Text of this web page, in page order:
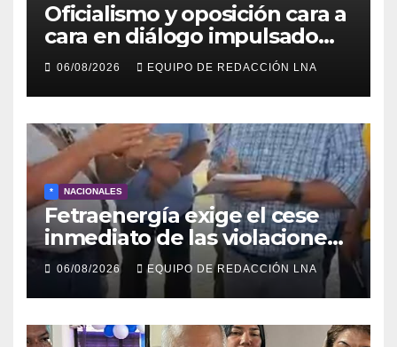
Oficialismo y oposición cara a
cara en diálogo impulsado
por EE UU: las claves
06/08/2026 EQUIPO DE REDACCIÓN LNA
* NACIONALES
Fetraenergía exige el cese
inmediato de las violaciones
a los derechos laborales en la
Industria Petrolera
Venezolana
06/08/2026 EQUIPO DE REDACCIÓN LNA